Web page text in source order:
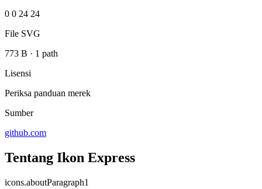
0 0 24 24
File SVG
773 B · 1 path
Lisensi
Periksa panduan merek
Sumber
github.com
Tentang Ikon Express
icons.aboutParagraph1